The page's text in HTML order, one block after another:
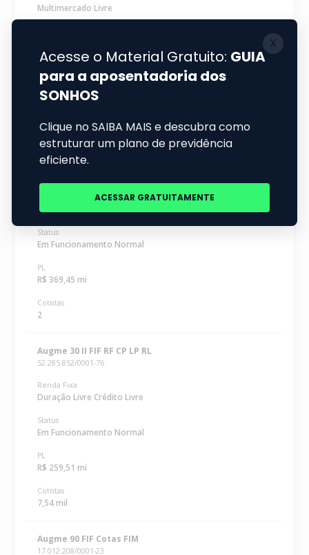
Multimercado Livre
R$ 403,41 mi
Cotistas
Augme BB Incentivado Investimento Financeiro
Infraestrutura RF
Duração Livre Crédito Livre
Status
Em Funcionamento Normal
PL
R$ 369,45 mi
Cotistas
2
Augme 30 II FIF RF CP LP RL
52.285.852/0001-76
Renda Fixa
Duração Livre Crédito Livre
Status
Em Funcionamento Normal
PL
R$ 259,51 mi
Cotistas
7,54 mil
Augme 90 FIF Cotas FIM
17.012.208/0001-23